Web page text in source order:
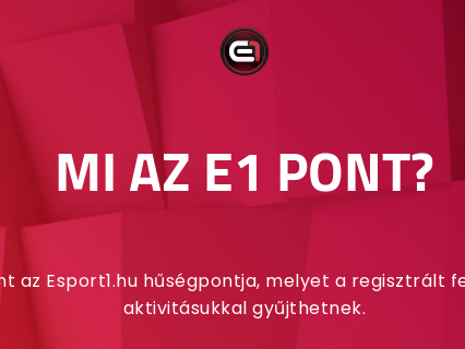
MI AZ E1 PONT?
az Esport1.hu hűségpontja, melyet a regisztrált
aktivitásukkal gyűjthetnek.